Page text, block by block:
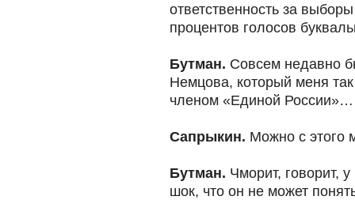
ответственность за
процентов голосов
Бутман. Совсем недавно
Немцова, который меня
членом «Единой России»…
Сапрыкин. Можно с этого
Бутман. Чморит, говорит,
шок, что он не может